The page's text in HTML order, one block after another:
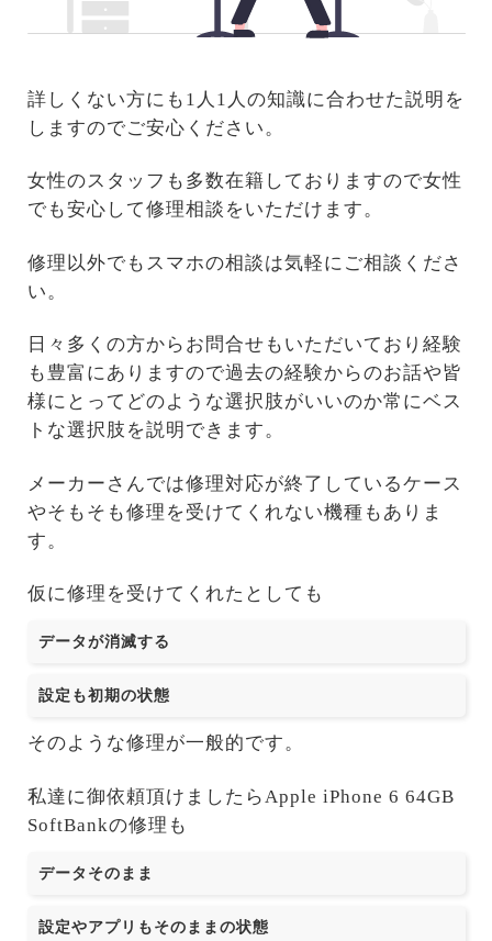
詳しくない方にも1人1人の知識に合わせた説明を
しますのでご安心ください。
女性のスタッフも多数在籍しておりますので女性
でも安心して修理相談をいただけます。
修理以外でもスマホの相談は気軽にご相談くださ
い。
日々多くの方からお問合せもいただいており経験
も豊富にありますので過去の経験からのお話や皆
様にとってどのような選択肢がいいのか常にベス
トな選択肢を説明できます。
メーカーさんでは修理対応が終了しているケース
やそもそも修理を受けてくれない機種もありま
す。
仮に修理を受けてくれたとしても
データが消滅する
設定も初期の状態
そのような修理が一般的です。
私達に御依頼頂けましたらApple iPhone 6 64GB
SoftBankの修理も
データそのまま
設定やアプリもそのままの状態